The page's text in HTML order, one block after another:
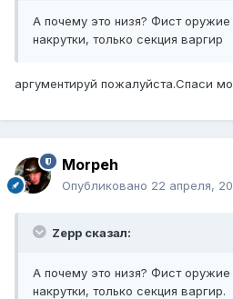
А почему это низя? Фист оружие
накрутки, только секция варгир
аргументируй пожалуйста.Спаси
Morpeh
Опубликовано 22 апреля,
Zepp сказал:
А почему это низя? Фист оружие
накрутки, только секция варгир.